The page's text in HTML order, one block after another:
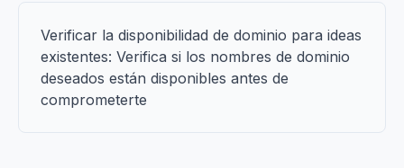
Verificar la disponibilidad de dominio para ideas
existentes: Verifica si los nombres de dominio
deseados están disponibles antes de
comprometerte